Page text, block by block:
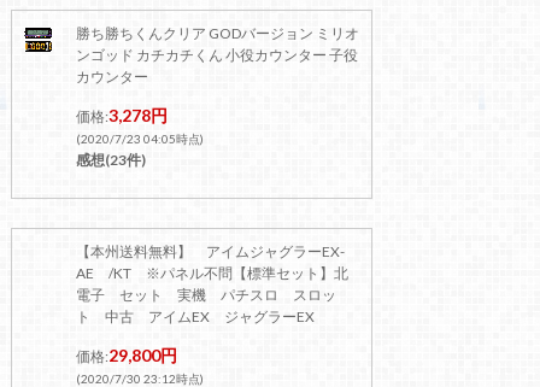
勝ち勝ちくんクリア GODバージョン ミリオ
ンゴッド カチカチくん 小役カウンター 子役
カウンター
価格:3,278円
(2020/7/23 04:05時点)
感想(23件)
【本州送料無料】 アイムジャグラーEX-
AE /KT ※パネル不問【標準セット】北
電子 セット 実機 パチスロ スロッ
ト 中古 アイムEX ジャグラーEX
価格:29,800円
(2020/7/30 23:12時点)